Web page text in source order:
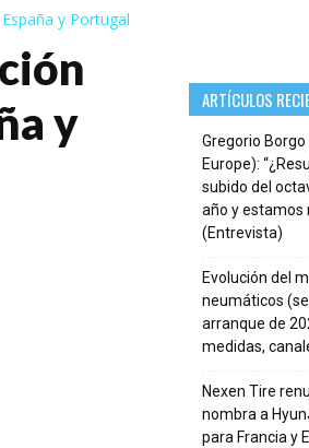
y Portugal
y
ARTÍCULOS
Gregorio
Europe):
subido del
año y estamos
(Entrevista)
Evolución del
neumáticos
arranque de
medidas,
Nexen Tire
nombra a
para Francia y